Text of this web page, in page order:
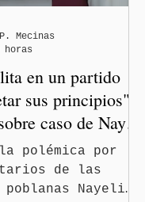
en un partido
sus principios":
caso de Nayeli
Palomares
polémica por
de las
poblanas Nayeli
Mecinas
horas